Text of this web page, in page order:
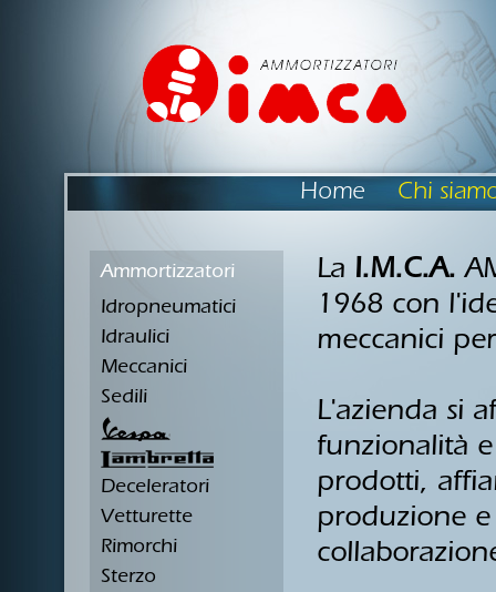
Home Chi
Ammortizzatori
Idropneumatici
Idraulici
Meccanici
Sedili
Deceleratori
Vetturette
Rimorchi
Sterzo
La I.M.C.A.
1968 con
meccanici
L'azienda si
funzionalità
prodotti,
produzione